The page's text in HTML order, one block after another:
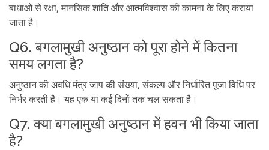
बाधाओं से रक्षा, मानसिक शांति और आत्मविश्वास की कामना के लिए कराया
जाता है।
Q6. बगलामुखी अनुष्ठान को पूरा होने में कितना
समय लगता है?
अनुष्ठान की अवधि मंत्र जाप की संख्या, संकल्प और निर्धारित पूजा विधि पर
निर्भर करती है। यह एक या कई दिनों तक चल सकता है।
Q7. क्या बगलामुखी अनुष्ठान में हवन भी किया जाता
है?